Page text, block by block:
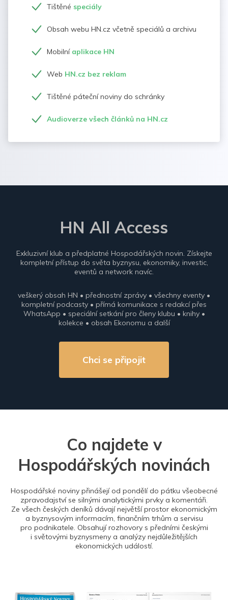
Tištěné speciály
Obsah webu HN.cz včetně speciálů a archivu
Mobilní aplikace HN
Web HN.cz bez reklam
Tištěné páteční noviny do schránky
Audioverze všech článků na HN.cz
HN All Access
Exkluzivní klub a předplatné Hospodářských novin. Získejte
kompletní přístup do světa byznysu, ekonomiky, investic,
eventů a network navíc.
veškerý obsah HN • přednostní zprávy • všechny eventy •
kompletní podcasty • přímá komunikace s redakcí přes
WhatsApp • speciální setkání pro členy klubu • knihy •
kolekce • obsah Ekonomu a další
Chci se připojit
Co najdete v
Hospodářských novinách
Hospodářské noviny přinášejí od pondělí do pátku všeobecné
zpravodajství se silnými analytickými prvky a komentáři.
Ze všech českých deníků dávají největší prostor ekonomickým
a byznysovým informacím, finančním trhům a servisu
pro podnikatele. Obsahují rozhovory s předními českými
i světovými byznysmeny a analýzy nejdůležitějších
ekonomických událostí.